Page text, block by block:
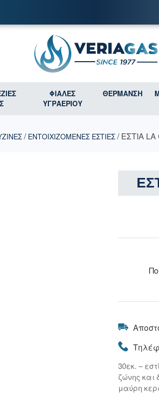
ΦΙΑΛΕΣ
ΥΓΡΑΕΡΙΟΥ
ΘΕΡΜΑΝΣΗ
/ ΕΝΤΟΙΧΙΖΟΜΕΝΕΣ ΕΣΤΙΕΣ/ ΕΣΤΙΑ LA
30εκ. –
ζώνης και
μαύρη